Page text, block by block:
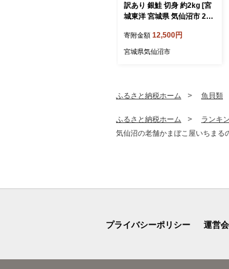
訳あり 銀鮭 切身 約2kg [宮
城東洋 宮城県 気仙沼市 205
リ 規格外 不揃い さけ サケ
鮭切身 シャケ 切り身 冷凍
寄附金額 12,500円
宮城県気仙沼市
ふるさと納税ホーム 魚貝類
ふるさと納税ホーム ランキ
気仙沼の老舗かまぼこ屋いちまる
プライバシーポリシー 運営